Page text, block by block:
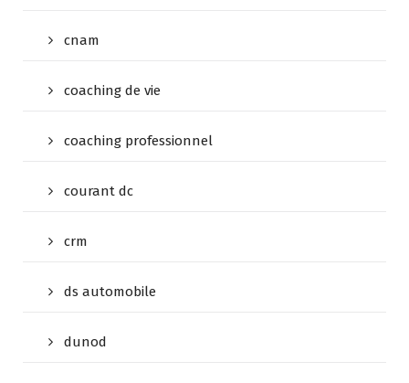
cnam
coaching de vie
coaching professionnel
courant dc
crm
ds automobile
dunod